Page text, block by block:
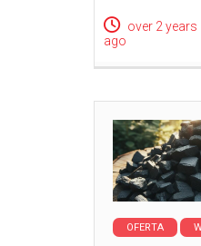
over 2 years
ago
OFERTA